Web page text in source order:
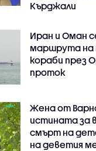
Кърджали
Иран и Оман
маршрута на
кораби през
проток
Жена от
истината за
смърт на
на деветия